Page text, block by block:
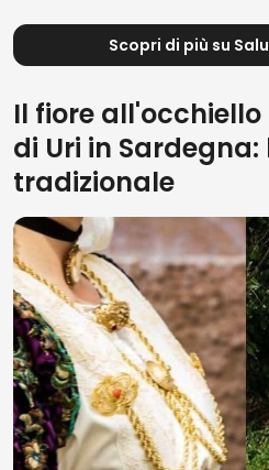
Scopri di più su
Il fiore
di Uri in
tradizionale